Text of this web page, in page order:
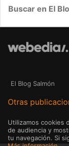
El Blog Salmón
Otras
Utilizamos cookies
de audiencia y
tu navegación. Si